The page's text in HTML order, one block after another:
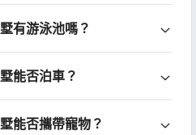
有游泳池嗎？
能否泊車？
能否攜帶寵物？